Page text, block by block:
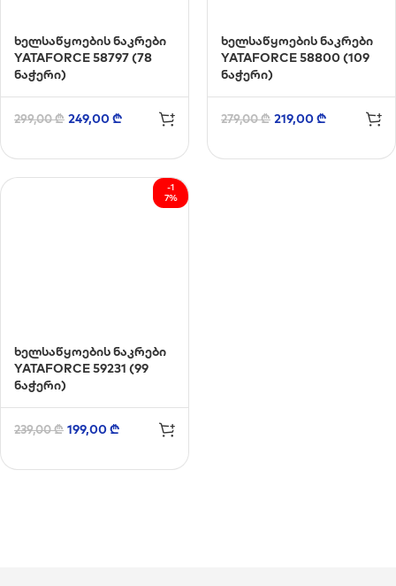
ხელსაწყოების ნაკრები
YATAFORCE 58797 (78
ნაჭერი)
299,00₾ 249,00₾
ხელსაწყოების ნაკრები
YATAFORCE 58800 (109
ნაჭერი)
279,00₾ 219,00₾
-1
7%
ხელსაწყოების ნაკრები
YATAFORCE 59231 (99
ნაჭერი)
239,00₾ 199,00₾